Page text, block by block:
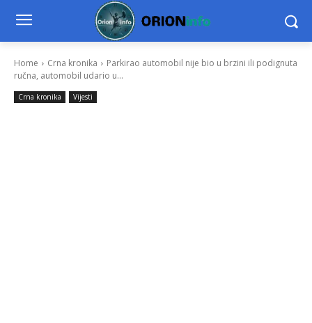
Home Crna kronika
Parkirao automobil nije bio u brzini ili podignuta
ručna, automobil udario u...
Crna kronika Vijesti